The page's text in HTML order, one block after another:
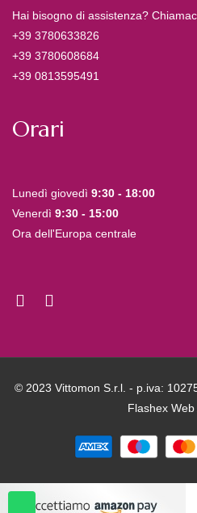
Hai bisogno di assistenza?
+39 3780633826
+39 3780608684
+39 0813595491
Orari
Lunedì giovedì 9:30 - 18:00
Venerdì 9:30 - 15:00
Ora dell'Europa centrale
© 2023 Vittomon S.r.l. - p.iva:
Flashex Web